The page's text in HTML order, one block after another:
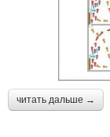
читать дальше →